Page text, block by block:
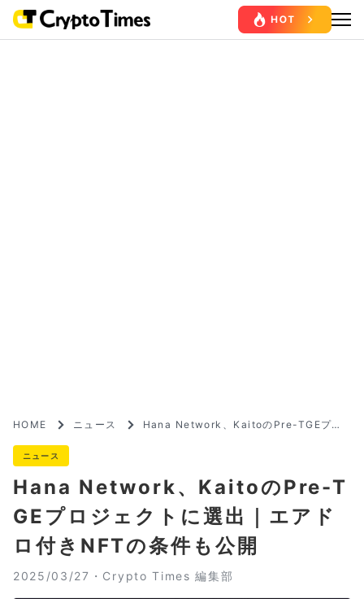
HOME ニュース
Hana Network、KaitoのPre-TGEプロ
ニュース
Hana Network、KaitoのPre-T
GEプロジェクトに選出｜エアド
ロ付きNFTの条件も公開
2025/03/27・ Crypto Times 編集部